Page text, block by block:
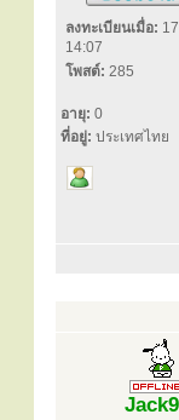
ลงทะเบียนเมื่อ:
14:07
โพสต์: 285
อายุ: 0
ที่อยู่: ประเทศไทย